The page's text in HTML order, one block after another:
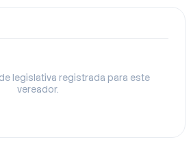
legislativa registrada para este
vereador.